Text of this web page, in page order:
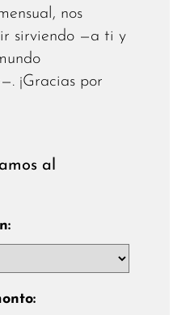
nos
sirviendo —a ti y
¡Gracias por
al